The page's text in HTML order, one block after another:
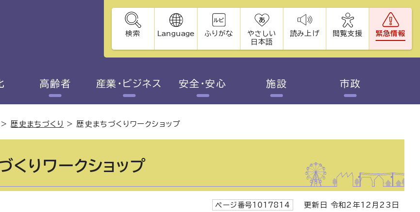
検索 Language ふりがな
やさしい
日本語
読み上げ 閲覧支援 緊急情報
高齢者 産業・ビジネス 安全・安心 施設 市政
>歴史まちづくり >歴史まちづくりワークショップ
くりワークショップ
ページ番号1017814 更新日 令和2年12月23日